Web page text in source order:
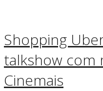
Shopping
talkshow com
Cinemais